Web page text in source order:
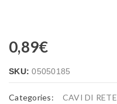
0,89€
SKU:05050185
Categories: CAVI DI RETE